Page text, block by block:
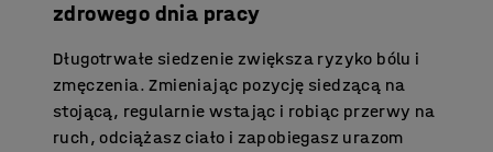
zdrowego dnia pracy
Długotrwałe siedzenie zwiększa ryzyko bólu i
zmęczenia. Zmieniając pozycję siedzącą na
stojącą, regularnie wstając i robiąc przerwy na
ruch, odciążasz ciało i zapobiegasz urazom